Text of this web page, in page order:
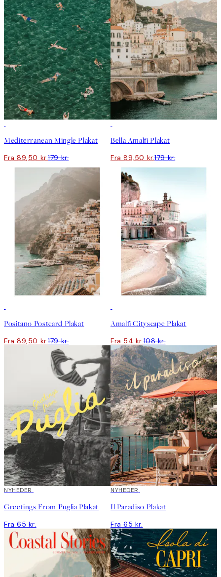
Mediterranean Mingle Plakat
Fra 89,50 kr.179 kr.
Bella Amalfi Plakat
Fra 89,50 kr.179 kr.
Positano Postcard Plakat
Fra 89,50 kr.179 kr.
Amalfi Cityscape Plakat
Fra 54 kr.108 kr.
NYHEDER
Greetings From Puglia Plakat
Fra 65 kr.
NYHEDER
Il Paradiso Plakat
Fra 65 kr.